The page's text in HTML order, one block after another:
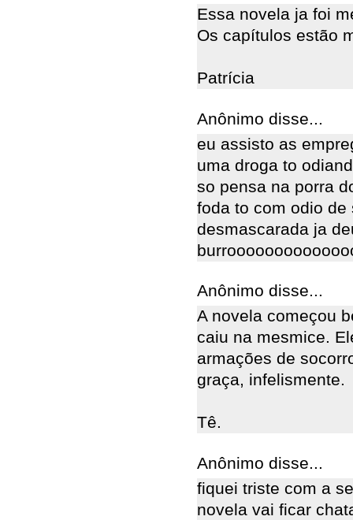
Essa novela ja foi
Os capítulos estão
Patrícia
Anônimo disse...
eu assisto as
uma droga to
so pensa na porra
foda to com odio
desmascarada ja
Anônimo disse...
A novela começou
caiu na mesmice.
armações de
graça, infelismente.
Tê.
Anônimo disse...
fiquei triste com a
novela vai ficar